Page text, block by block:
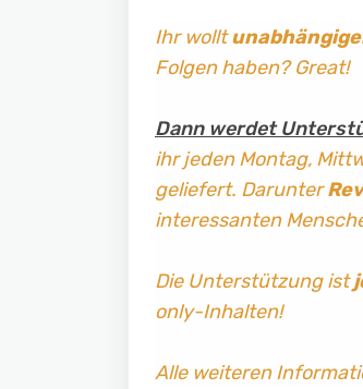
Ihr wollt
Folgen haben? Great!
Dann werdet
ihr jeden Montag,
geliefert. Darunter
interessanten
Die Unterstützung ist
only-Inhalten!
Alle weiteren